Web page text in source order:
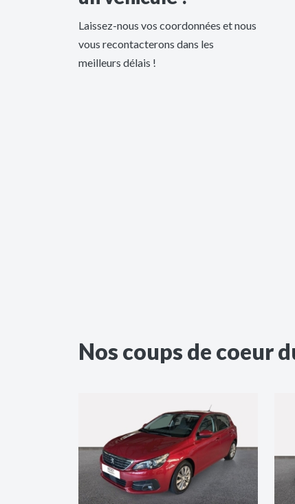
Laissez-nous vos coordonnées et nous
vous recontacterons dans les
meilleurs délais !
Nos coups de coeur